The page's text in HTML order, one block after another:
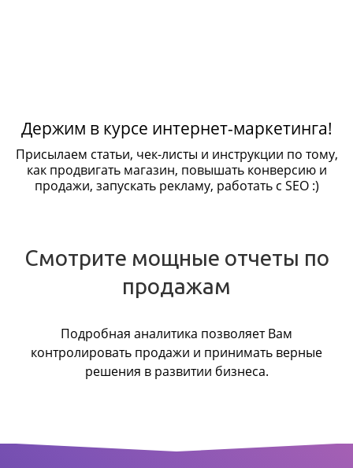
Держим в курсе интернет-маркетинга!
Присылаем статьи, чек-листы и инструкции по тому,
как продвигать магазин, повышать конверсию и
продажи, запускать рекламу, работать с SEO :)
Смотрите мощные отчеты по
продажам
Подробная аналитика позволяет Вам
контролировать продажи и принимать верные
решения в развитии бизнеса.